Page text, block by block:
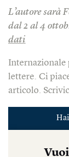
L’autore sarà
dal 2 al 4
dati
Internazionale
lettere. Ci
articolo.